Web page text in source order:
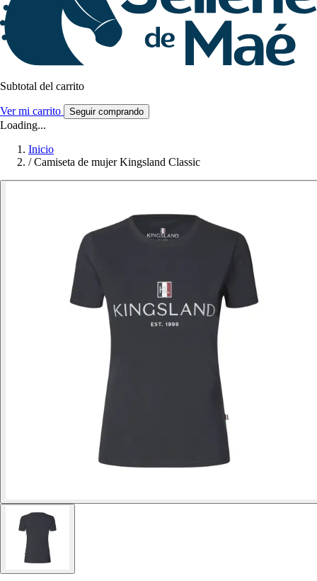
Subtotal del carrito
Ver mi carrito Seguir comprando
Loading...
Inicio
/ Camiseta de mujer Kingsland Classic